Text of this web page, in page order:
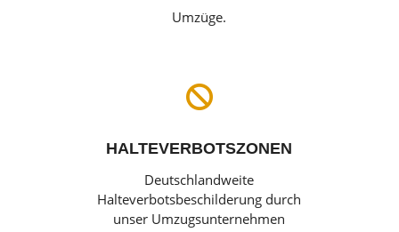
Umzüge.

HALTEVERBOTSZONEN
Deutschlandweite
Halteverbotsbeschilderung durch
unser Umzugsunternehmen